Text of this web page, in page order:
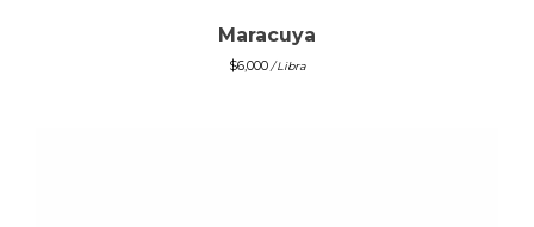
Maracuya
$6,000/ Libra